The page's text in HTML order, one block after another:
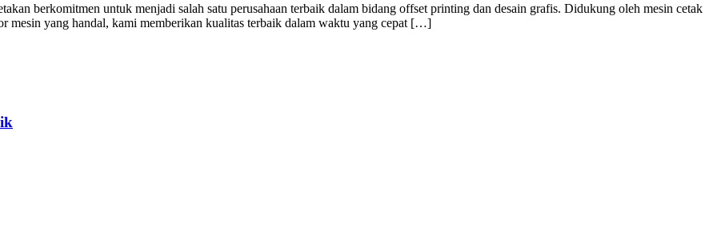
berkomitmen untuk menjadi salah satu perusahaan terbaik dalam bidang offset printing dan desain grafis. Didukung oleh mesin cetak
mesin yang handal, kami memberikan kualitas terbaik dalam waktu yang cepat […]